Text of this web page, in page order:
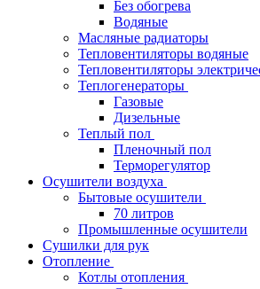
Без обогрева
Водяные
Масляные радиаторы
Тепловентиляторы водяные
Тепловентиляторы
Теплогенераторы
Газовые
Дизельные
Теплый пол
Пленочный пол
Терморегулятор
Осушители воздуха
Бытовые осушители
70 литров
Промышленные осушители
Сушилки для рук
Отопление
Котлы отопления